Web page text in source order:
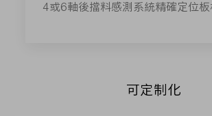
4或6軸後擋料感測系統精確定位板
可定制化